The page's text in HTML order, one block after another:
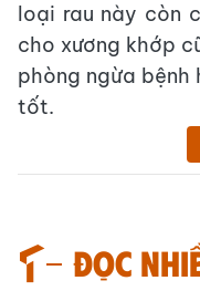
loại rau này còn
cho xương khớp
phòng ngừa
tốt.
Đọc